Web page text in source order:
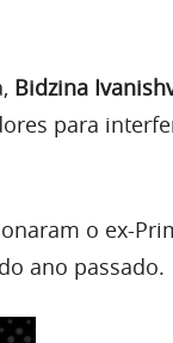
Bidzina
para
o ex-
ano passado.